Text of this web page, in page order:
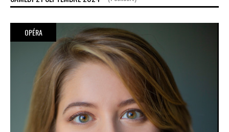
OPÉRA